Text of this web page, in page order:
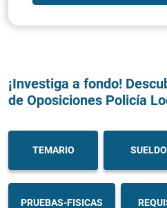
¡Investiga a fondo!
de Oposiciones Policía
TEMARIO SUELDO
PRUEBAS-FISICAS